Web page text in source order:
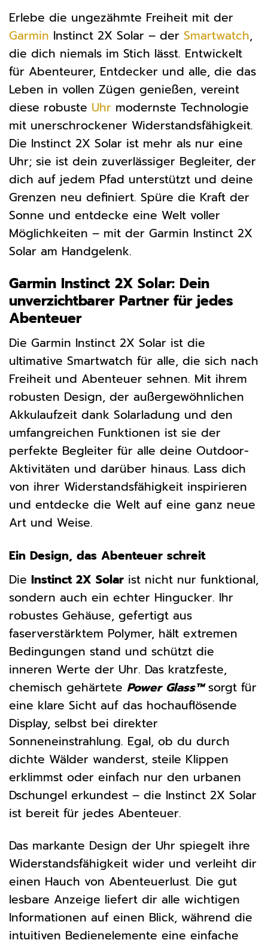
Erlebe die ungezähmte Freiheit mit der
Garmin Instinct 2X Solar – der Smartwatch,
die dich niemals im Stich lässt. Entwickelt
für Abenteurer, Entdecker und alle, die das
Leben in vollen Zügen genießen, vereint
diese robuste Uhr modernste Technologie
mit unerschrockener Widerstandsfähigkeit.
Die Instinct 2X Solar ist mehr als nur eine
Uhr; sie ist dein zuverlässiger Begleiter, der
dich auf jedem Pfad unterstützt und deine
Grenzen neu definiert. Spüre die Kraft der
Sonne und entdecke eine Welt voller
Möglichkeiten – mit der Garmin Instinct 2X
Solar am Handgelenk.
Garmin Instinct 2X Solar: Dein
unverzichtbarer Partner für jedes
Abenteuer
Die Garmin Instinct 2X Solar ist die
ultimative Smartwatch für alle, die sich nach
Freiheit und Abenteuer sehnen. Mit ihrem
robusten Design, der außergewöhnlichen
Akkulaufzeit dank Solarladung und den
umfangreichen Funktionen ist sie der
perfekte Begleiter für alle deine Outdoor-
Aktivitäten und darüber hinaus. Lass dich
von ihrer Widerstandsfähigkeit inspirieren
und entdecke die Welt auf eine ganz neue
Art und Weise.
Ein Design, das Abenteuer schreit
Die Instinct 2X Solar ist nicht nur funktional,
sondern auch ein echter Hingucker. Ihr
robustes Gehäuse, gefertigt aus
faserverstärktem Polymer, hält extremen
Bedingungen stand und schützt die
inneren Werte der Uhr. Das kratzfeste,
chemisch gehärtete Power Glass™sorgt für
eine klare Sicht auf das hochauflösende
Display, selbst bei direkter
Sonneneinstrahlung. Egal, ob du durch
dichte Wälder wanderst, steile Klippen
erklimmst oder einfach nur den urbanen
Dschungel erkundest – die Instinct 2X Solar
ist bereit für jedes Abenteuer.
Das markante Design der Uhr spiegelt ihre
Widerstandsfähigkeit wider und verleiht dir
einen Hauch von Abenteuerlust. Die gut
lesbare Anzeige liefert dir alle wichtigen
Informationen auf einen Blick, während die
intuitiven Bedienelemente eine einfache